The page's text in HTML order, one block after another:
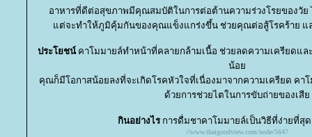
อาหารที่ดีต่อสุขภาพมีคุณสมบัติในการต่อต้านความร่วงโรยของวั
ต่จะทำให้ภูมิคุ้มกันของคุณแข็งแกร่งขึ้น ช่วยคุณต่อสู้โรคร้าย แ
ประโยชน์คาโมมายล์ทำหน้าที่คลายกล้ามเนื้อ ช่วยลดความเครียดแล
น้อ
คุณก็มีโอกาสน้อยลงที่จะเกิดโรคหัวใจที่เนื่องมาจากความเครียด ค
ด้วยการช่วยไตในการขับถ่ายของเสี
กินอย่างไรการดื่มชาคาโมมายล์เป็นวิธีที่ง่ายที่สุ
//www.thaigoodview.com/node/5647